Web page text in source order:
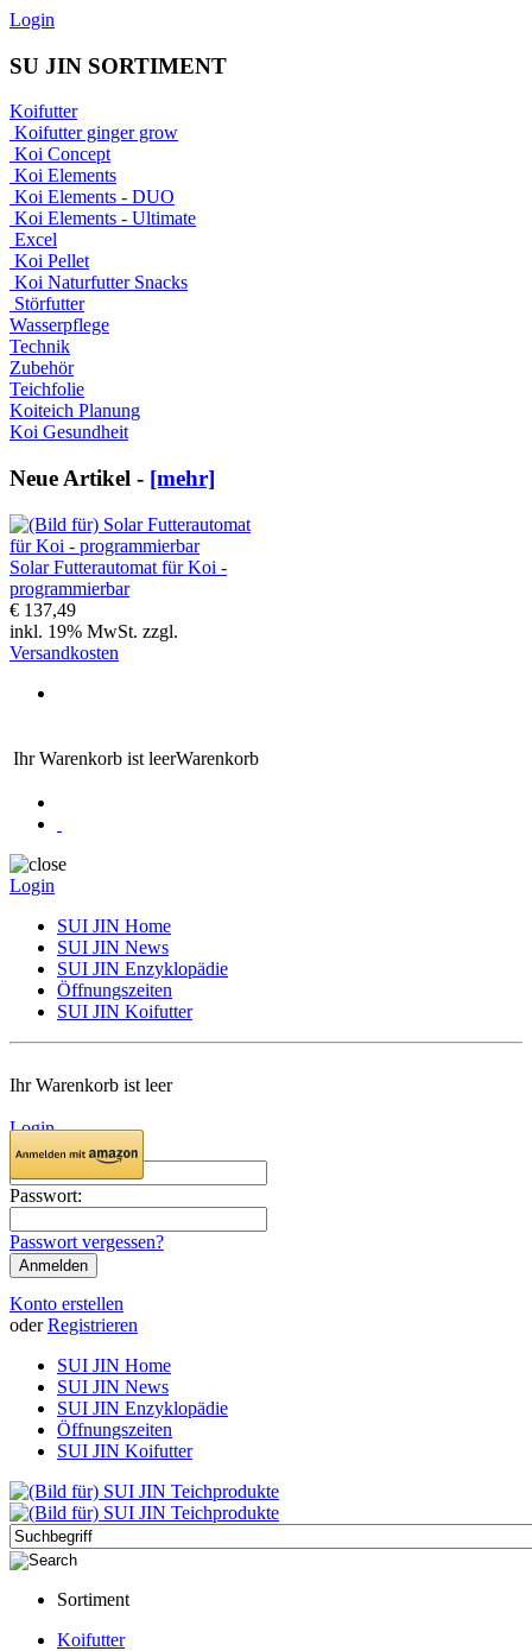
Login
SU JIN SORTIMENT
Koifutter
Koifutter ginger grow
Koi Concept
Koi Elements
Koi Elements - DUO
Koi Elements - Ultimate
Excel
Koi Pellet
Koi Naturfutter Snacks
Störfutter
Wasserpflege
Technik
Zubehör
Teichfolie
Koiteich Planung
Koi Gesundheit
Neue Artikel - [mehr]
Solar Futterautomat für Koi -
programmierbar
€ 137,49
inkl. 19% MwSt. zzgl.
Versandkosten
Ihr Warenkorb ist leerWarenkorb
Login
SUI JIN Home
SUI JIN News
SUI JIN Enzyklopädie
Öffnungszeiten
SUI JIN Koifutter
Ihr Warenkorb ist leer
Login
E-Mail:
Passwort:
Passwort vergessen?
Konto erstellen
oder Registrieren
SUI JIN Home
SUI JIN News
SUI JIN Enzyklopädie
Öffnungszeiten
SUI JIN Koifutter
Sortiment
Koifutter